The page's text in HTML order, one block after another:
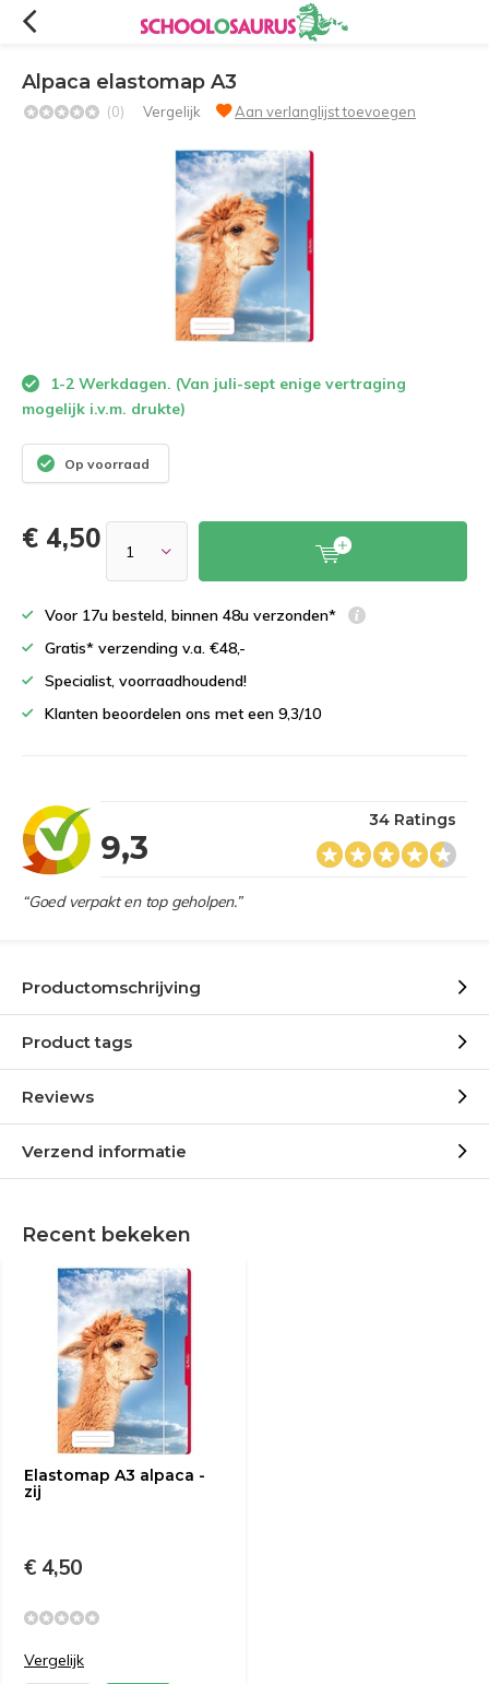
Alpaca elastomap A3
(0) Vergelijk Aan verlanglijst toevoegen
1-2 Werkdagen. (Van juli-sept enige vertraging
mogelijk i.v.m. drukte)
Op voorraad
€ 4,50
Voor 17u besteld, binnen 48u verzonden*
Gratis* verzending v.a. €48,-
Specialist, voorraadhoudend!
Klanten beoordelen ons met een 9,3/10
9,3
34 Ratings
“Goed verpakt en top geholpen.”
Productomschrijving
Product tags
Reviews
Verzend informatie
Recent bekeken
Elastomap A3 alpaca -
zij
€ 4,50
Vergelijk